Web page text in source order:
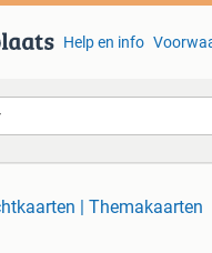
Help en info
| Themakaarten